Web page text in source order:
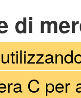
di
C per